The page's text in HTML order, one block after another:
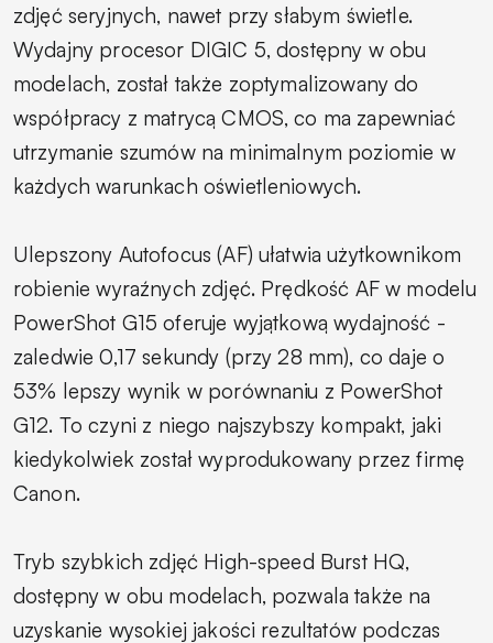
zdjęć seryjnych, nawet przy słabym świetle.
Wydajny procesor DIGIC 5, dostępny w obu
modelach, został także zoptymalizowany do
współpracy z matrycą CMOS, co ma zapewniać
utrzymanie szumów na minimalnym poziomie w
każdych warunkach oświetleniowych.
Ulepszony Autofocus (AF) ułatwia użytkownikom
robienie wyraźnych zdjęć. Prędkość AF w modelu
PowerShot G15 oferuje wyjątkową wydajność -
zaledwie 0,17 sekundy (przy 28 mm), co daje o
53% lepszy wynik w porównaniu z PowerShot
G12. To czyni z niego najszybszy kompakt, jaki
kiedykolwiek został wyprodukowany przez firmę
Canon.
Tryb szybkich zdjęć High-speed Burst HQ,
dostępny w obu modelach, pozwala także na
uzyskanie wysokiej jakości rezultatów podczas